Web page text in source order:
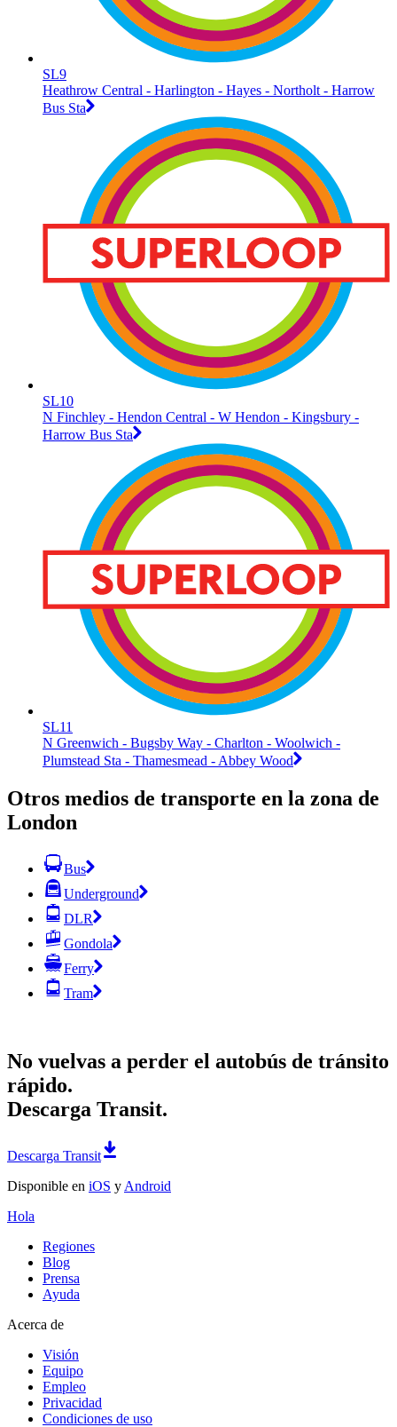
SL9
Heathrow Central - Harlington - Hayes - Northolt - Harrow
Bus Sta
SL10
N Finchley - Hendon Central - W Hendon - Kingsbury -
Harrow Bus Sta
SL11
N Greenwich - Bugsby Way - Charlton - Woolwich -
Plumstead Sta - Thamesmead - Abbey Wood
Otros medios de transporte en la zona de
London
Bus
Underground
DLR
Gondola
Ferry
Tram
No vuelvas a perder el autobús de tránsito
rápido.
Descarga Transit.
Descarga Transit
Disponible en iOS y Android
Hola
Regiones
Blog
Prensa
Ayuda
Acerca de
Visión
Equipo
Empleo
Privacidad
Condiciones de uso